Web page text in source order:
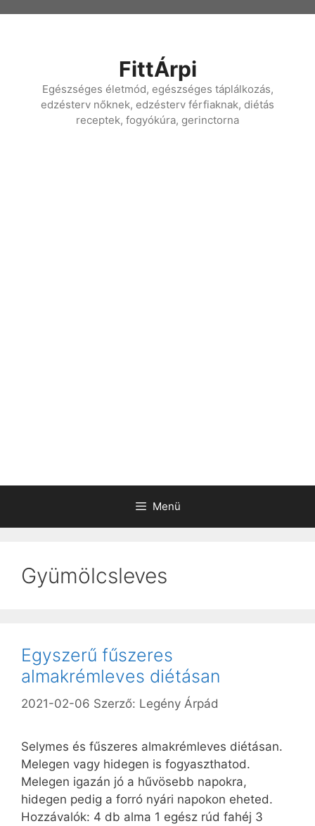
FittÁrpi
Egészséges életmód, egészséges táplálkozás,
edzésterv nőknek, edzésterv férfiaknak, diétás
receptek, fogyókúra, gerinctorna
Menü
Gyümölcsleves
Egyszerű fűszeres
almakrémleves diétásan
2021-02-06 Szerző: Legény Árpád
Selymes és fűszeres almakrémleves diétásan.
Melegen vagy hidegen is fogyaszthatod.
Melegen igazán jó a hűvösebb napokra,
hidegen pedig a forró nyári napokon eheted.
Hozzávalók: 4 db alma 1 egész rúd fahéj 3